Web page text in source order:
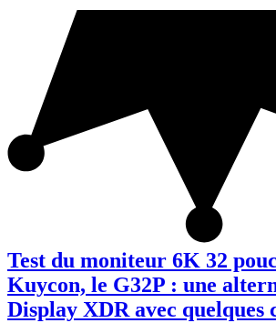
Test du moniteur 6K 32
Kuycon, le G32P : une
Display XDR avec quelques